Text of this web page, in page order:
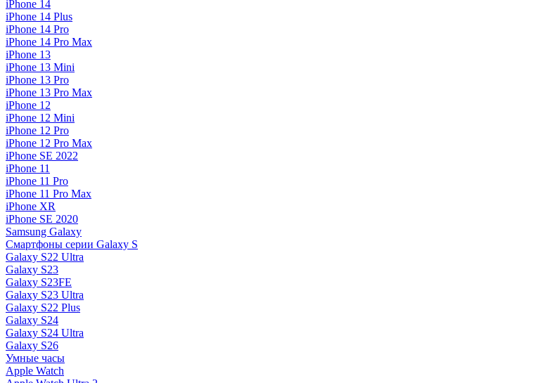
iPhone 14
iPhone 14 Plus
iPhone 14 Pro
iPhone 14 Pro Max
iPhone 13
iPhone 13 Mini
iPhone 13 Pro
iPhone 13 Pro Max
iPhone 12
iPhone 12 Mini
iPhone 12 Pro
iPhone 12 Pro Max
iPhone SE 2022
iPhone 11
iPhone 11 Pro
iPhone 11 Pro Max
iPhone XR
iPhone SE 2020
Samsung Galaxy
Смартфоны серии Galaxy S
Galaxy S22 Ultra
Galaxy S23
Galaxy S23FE
Galaxy S23 Ultra
Galaxy S22 Plus
Galaxy S24
Galaxy S24 Ultra
Galaxy S26
Умные часы
Apple Watch